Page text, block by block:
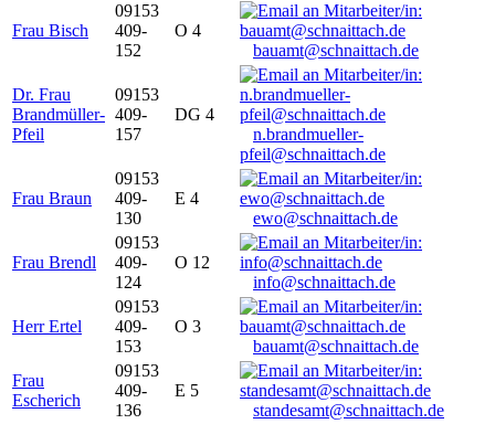
Frau Bisch
09153
409-
152
O 4
bauamt@schnaittach.de
Dr. Frau
Brandmüller-
Pfeil
09153
409-
157
DG 4
n.brandmueller-
pfeil@schnaittach.de
Frau Braun
09153
409-
130
E 4
ewo@schnaittach.de
Frau Brendl
09153
409-
124
O 12
info@schnaittach.de
Herr Ertel
09153
409-
153
O 3
bauamt@schnaittach.de
Frau
Escherich
09153
409-
136
E 5
standesamt@schnaittach.de